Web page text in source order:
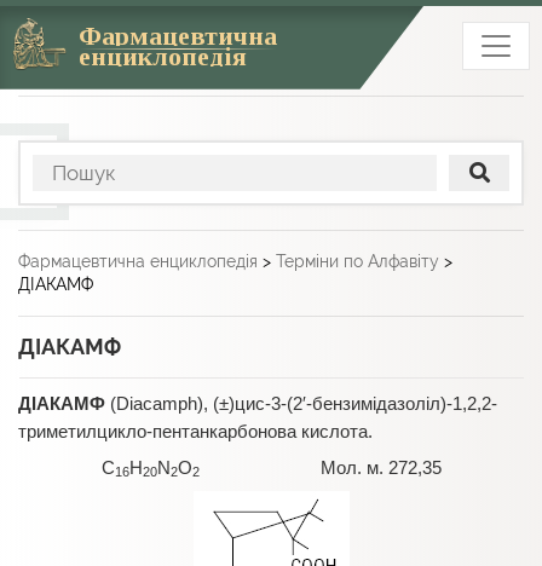
Фармацевтична
енциклопедія
Фармацевтична енциклопедія > Терміни по Алфавіту >
ДІАКАМФ
ДІАКАМФ
ДІАКАМФ (Diacamph), (±)цис-3-(2′-бензимідазоліл)-1,2,2-
триметилцикло-пентанкарбонова кислота.
С16Н20N2O2Мол. м. 272,35